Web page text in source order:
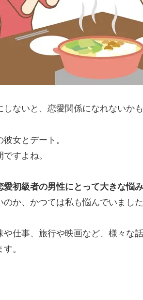
ないと、恋愛関係になれないかも
女とデート。
すよね。
愛初級者の男性にとって大きな悩
か、かつては私も悩んでいました
や仕事、旅行や映画など、様々な
。